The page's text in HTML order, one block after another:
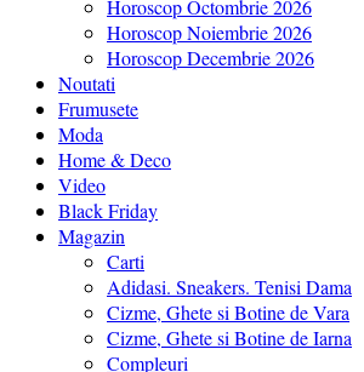
Horoscop Octombrie 2026
Horoscop Noiembrie 2026
Horoscop Decembrie 2026
Noutati
Frumusete
Moda
Home & Deco
Video
Black Friday
Magazin
Carti
Adidasi. Sneakers. Tenisi Dama
Cizme, Ghete si Botine de Vara
Cizme, Ghete si Botine de Iarna
Compleuri